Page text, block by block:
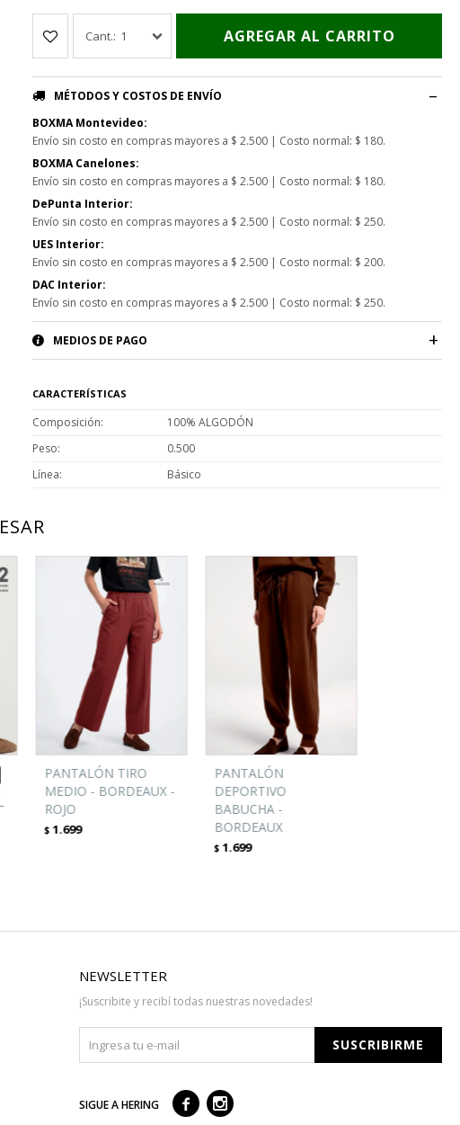
1 AGREGAR AL CARRITO
MÉTODOS Y COSTOS DE ENVÍO
BOXMA Montevideo:
Envío sin costo en compras mayores a $ 2.500 | Costo normal: $ 180.
BOXMA Canelones:
Envío sin costo en compras mayores a $ 2.500 | Costo normal: $ 180.
DePunta Interior:
Envío sin costo en compras mayores a $ 2.500 | Costo normal: $ 250.
UES Interior:
Envío sin costo en compras mayores a $ 2.500 | Costo normal: $ 200.
DAC Interior:
Envío sin costo en compras mayores a $ 2.500 | Costo normal: $ 250.
MEDIOS DE PAGO
CARACTERÍSTICAS
Composición
100% ALGODÓN
Peso
0.500
Línea
Básico
PANTALÓN TIRO
MEDIO - BORDEAUX -
ROJO
$ 1.699
PANTALÓN
DEPORTIVO
BABUCHA -
BORDEAUX
$ 1.699
NEWSLETTER
¡Suscribite y recibí todas nuestras novedades!
SUSCRIBIRME
SIGUE A HERING  